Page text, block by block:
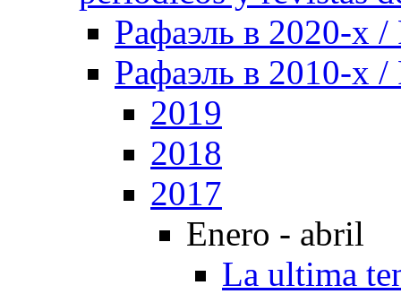
Рафаэль в 2020-х /
Рафаэль в 2010-х /
2019
2018
2017
Enero - abril
La ultima